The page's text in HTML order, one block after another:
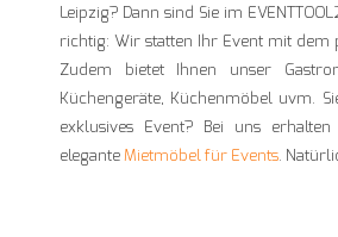
Leipzig? Dann sind Sie im
richtig: Wir statten Ihr Event mit dem
Zudem bietet Ihnen unser
Küchengeräte, Küchenmöbel uvm.
exklusives Event? Bei uns
eleganteMietmöbel für Events.